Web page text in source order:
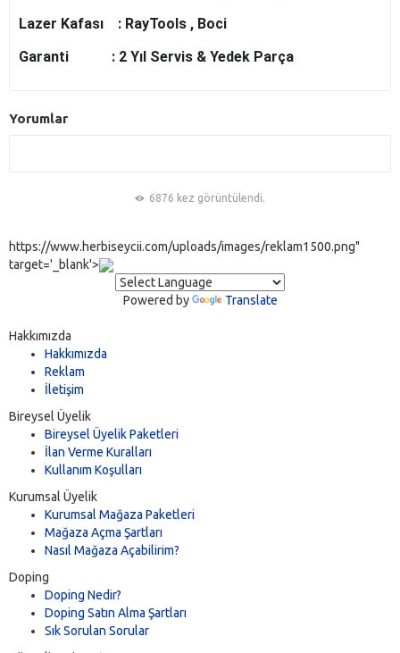
Lazer Kafası : RayTools , Boci
Garanti : 2 Yıl Servis & Yedek Parça
Yorumlar
6876 kez görüntülendi.
https://www.herbiseycii.com/uploads/images/reklam1500.png"
target='_blank'>
Powered by Translate
Hakkımızda
Hakkımızda
Reklam
İletişim
Bireysel Üyelik
Bireysel Üyelik Paketleri
İlan Verme Kuralları
Kullanım Koşulları
Kurumsal Üyelik
Kurumsal Mağaza Paketleri
Mağaza Açma Şartları
Nasıl Mağaza Açabilirim?
Doping
Doping Nedir?
Doping Satın Alma Şartları
Sık Sorulan Sorular